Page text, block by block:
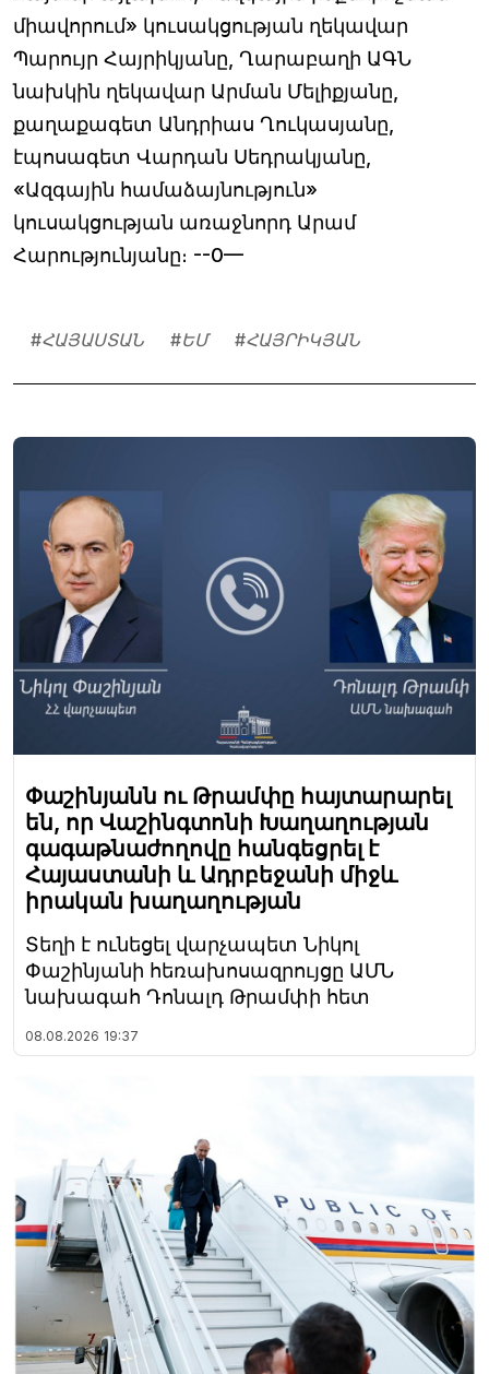
միավորում» կուսակցության ղեկավար
Պարույր Հայրիկյանը, Ղարաբաղի ԱԳՆ
նախկին ղեկավար Արման Մելիքյանը,
քաղաքագետ Անդրիաս Ղուկասյանը,
էպոսագետ Վարդան Սեդրակյանը,
«Ազգային համաձայնություն»
կուսակցության առաջնորդ Արամ
Հարությունյանը։ --0—
#ՀԱՅԱՍՏԱՆ #ԵՄ #ՀԱՅՐԻԿՅԱՆ
Փաշինյանն ու Թրամփը հայտարարել
են, որ Վաշինգտոնի Խաղաղության
գագաթնաժողովը հանգեցրել է
Հայաստանի և Ադրբեջանի միջև
իրական խաղաղության
Տեղի է ունեցել վարչապետ Նիկոլ
Փաշինյանի հեռախոսազրույցը ԱՄՆ
նախագահ Դոնալդ Թրամփի հետ
08.08.2026 19:37